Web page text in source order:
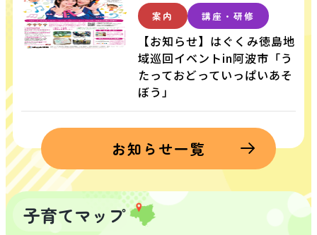
案内 講座・研修
【お知らせ】はぐくみ徳島地
域巡回イベントin阿波市「う
たっておどっていっぱいあそ
ぼう」
お知らせ一覧
子育てマップ